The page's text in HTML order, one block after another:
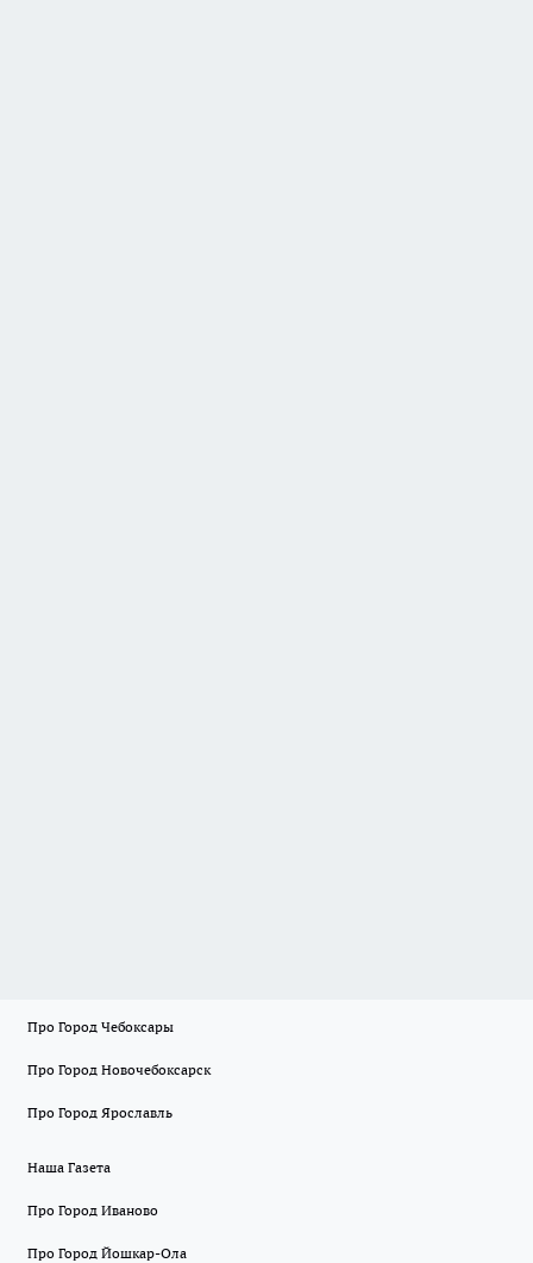
Про Город Чебоксары
Про Город Новочебоксарск
Про Город Ярославль
Наша Газета
Про Город Иваново
Про Город Йошкар-Ола